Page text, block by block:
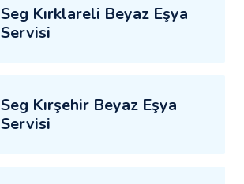
Seg Kırklareli Beyaz Eşya
Servisi
Seg Kırşehir Beyaz Eşya
Servisi